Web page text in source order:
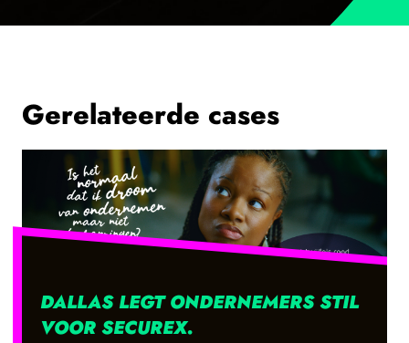
Gerelateerde cases
DALLAS LEGT ONDERNEMERS STIL
VOOR SECUREX.